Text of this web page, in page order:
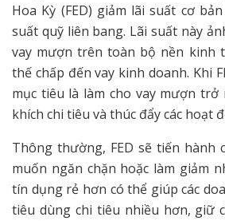
Hoa Kỳ (FED) giảm lãi suất cơ
suất quỹ liên bang. Lãi suất này
vay mượn trên toàn bộ nền kinh
thế chấp đến vay kinh doanh. Khi
mục tiêu là làm cho vay mượn trở
khích chi tiêu và thúc đẩy các hoạt
Thông thường, FED sẽ tiến hành
muốn ngăn chặn hoặc làm giảm
tín dụng rẻ hơn có thể giúp các
tiêu dùng chi tiêu nhiều hơn, giữ